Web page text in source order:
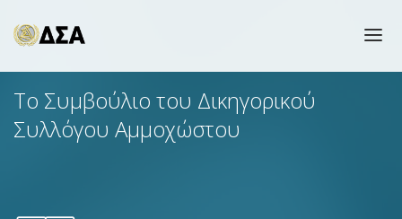
ΛΙΣΤΕΣ ΥΠΟΘΕΣΕΩΝ
Το Συμβούλιο του Δικηγορικού
Συλλόγου Αμμοχώστου